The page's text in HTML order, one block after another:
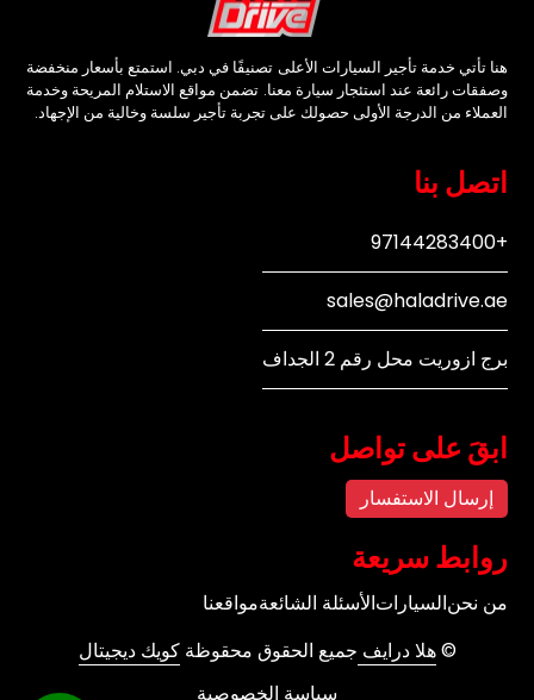
هنا تأتي خدمة تأجير السيارات الأعلى تصنيفًا في دبي. استمتع بأسعار منخفضة
وصفقات رائعة عند استئجار سيارة معنا. تضمن مواقع الاستلام المريحة وخدمة
العملاء من الدرجة الأولى حصولك على تجربة تأجير سلسة وخالية من الإجهاد.
اتصل بنا
+97144283400
sales@haladrive.ae
برج ازوريت محل رقم 2 الجداف
ابقَ على تواصل
إرسال الاستفسار
روابط سريعة
من نحنالسياراتالأسئلة الشائعةمواقعنا
©هلا درايف جميع الحقوق محقوظةكويك ديجيتال
سياسة الخصوصية